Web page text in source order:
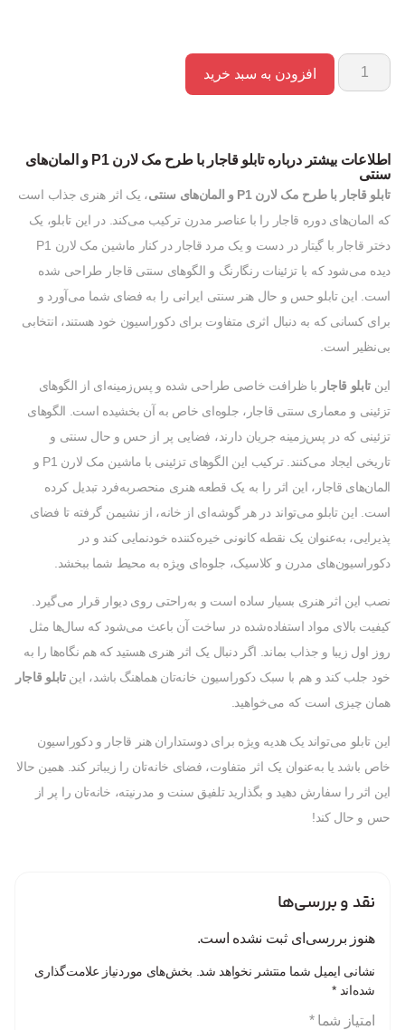
افزودن به سبد خرید
اطلاعات بیشتر درباره تابلو قاجار با طرح مک لارن P1 و المان‌های
سنتی
تابلو قاجار با طرح مک لارن P1 و المان‌های سنتی
، یک اثر هنری جذاب است
که المان‌های دوره قاجار را با عناصر مدرن ترکیب می‌کند. در این تابلو، یک
دختر قاجار با گیتار در دست و یک مرد قاجار در کنار ماشین مک لارن P1
دیده می‌شود که با تزئینات رنگارنگ و الگوهای سنتی قاجار طراحی شده
است. این تابلو حس و حال هنر سنتی ایرانی را به فضای شما می‌آورد و
برای کسانی که به دنبال اثری متفاوت برای دکوراسیون خود هستند، انتخابی
بی‌نظیر است.
این تابلو قاجار با ظرافت خاصی طراحی شده و پس‌زمینه‌ای از الگوهای
تزئینی و معماری سنتی قاجار، جلوه‌ای خاص به آن بخشیده است. الگوهای
تزئینی که در پس‌زمینه جریان دارند، فضایی پر از حس و حال سنتی و
تاریخی ایجاد می‌کنند. ترکیب این الگوهای تزئینی با ماشین مک لارن P1 و
المان‌های قاجار، این اثر را به یک قطعه هنری منحصربه‌فرد تبدیل کرده
است. این تابلو می‌تواند در هر گوشه‌ای از خانه، از نشیمن گرفته تا فضای
پذیرایی، به‌عنوان یک نقطه کانونی خیره‌کننده خودنمایی کند و در
دکوراسیون‌های مدرن و کلاسیک، جلوه‌ای ویژه به محیط شما ببخشد.
نصب این اثر هنری بسیار ساده است و به‌راحتی روی دیوار قرار می‌گیرد.
کیفیت بالای مواد استفاده‌شده در ساخت آن باعث می‌شود که سال‌ها مثل
روز اول زیبا و جذاب بماند. اگر دنبال یک اثر هنری هستید که هم نگاه‌ها را به
خود جلب کند و هم با سبک دکوراسیون خانه‌تان هماهنگ باشد، اینتابلو قاجار
همان چیزی است که می‌خواهید.
این تابلو می‌تواند یک هدیه ویژه برای دوستداران هنر قاجار و دکوراسیون
خاص باشد یا به‌عنوان یک اثر متفاوت، فضای خانه‌تان را زیباتر کند. همین حالا
این اثر را سفارش دهید و بگذارید تلفیق سنت و مدرنیته، خانه‌تان را پر از
حس و حال کند!
نقد و بررسی‌ها
هنوز بررسی‌ای ثبت نشده است.
نشانی ایمیل شما منتشر نخواهد شد. بخش‌های موردنیاز علامت‌گذاری
شده‌اند *
امتیاز شما*